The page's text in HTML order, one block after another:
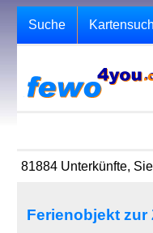
Suche
81884 Unterkünfte,
Ferienobjekt